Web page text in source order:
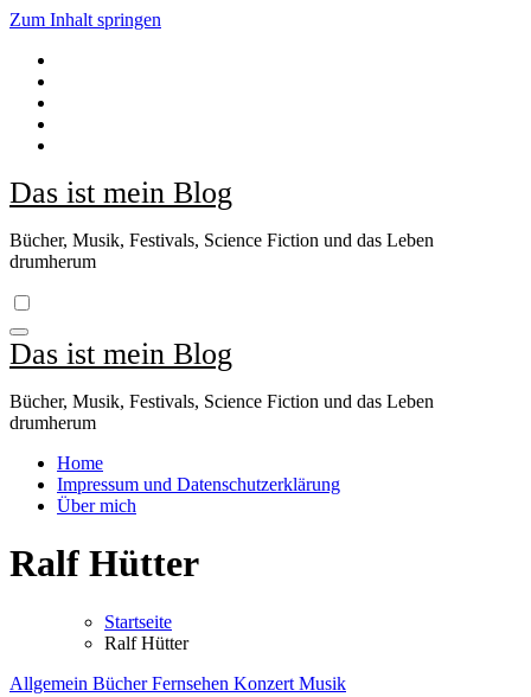
Zum Inhalt springen
Das ist mein Blog
Bücher, Musik, Festivals, Science Fiction und das Leben
drumherum
Das ist mein Blog
Bücher, Musik, Festivals, Science Fiction und das Leben
drumherum
Home
Impressum und Datenschutzerklärung
Über mich
Ralf Hütter
Startseite
Ralf Hütter
Allgemein BücherFernsehen Konzert Musik